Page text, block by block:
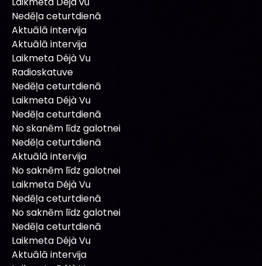
Nedēļa ceturtdienā
Aktuālā intervija
Aktuālā intervija
Laikmeta Déjà Vu
Radioskatuve
Nedēļa ceturtdienā
Laikmeta Déjà Vu
Nedēļa ceturtdienā
No skanēm līdz galotnei
Nedēļa ceturtdienā
Aktuālā intervija
No saknēm līdz galotnei
Laikmeta Déjà Vu
Nedēļa ceturtdienā
No saknēm līdz galotnei
Nedēļa ceturtdienā
Laikmeta Déjà Vu
Aktuālā intervija